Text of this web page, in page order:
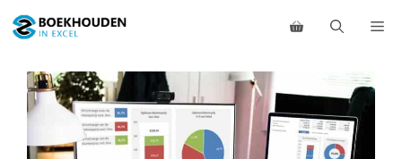
naar
inhoud